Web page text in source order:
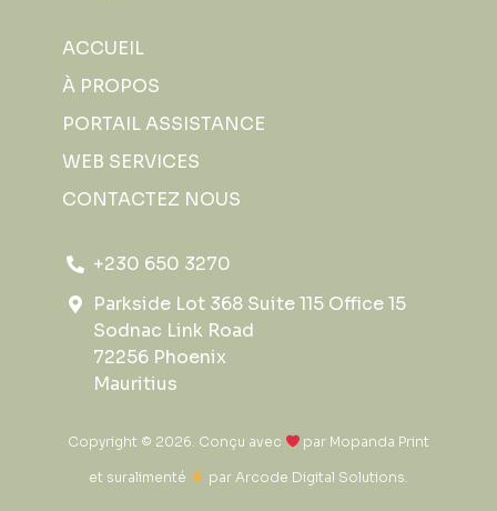
ACCUEIL
À PROPOS
PORTAIL ASSISTANCE
WEB SERVICES
CONTACTEZ NOUS
+230 650 3270
Parkside Lot 368 Suite 115 Office 15
Sodnac Link Road
72256 Phoenix
Mauritius
Copyright © 2026. Conçu avec par Mopanda Print
et suralimenté par Arcode Digital Solutions.